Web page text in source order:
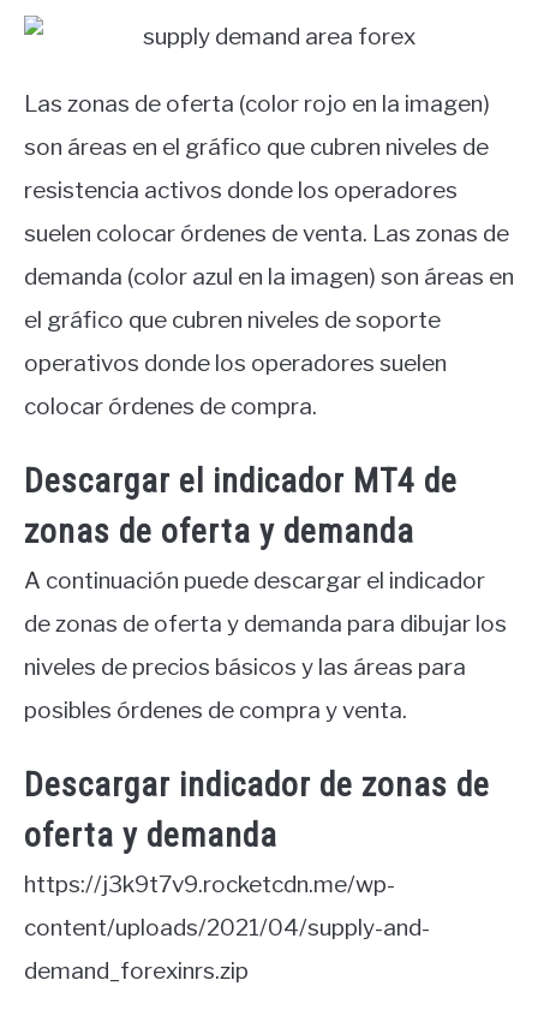
Las zonas de oferta (color rojo en la imagen)
son áreas en el gráfico que cubren niveles de
resistencia activos donde los operadores
suelen colocar órdenes de venta. Las zonas de
demanda (color azul en la imagen) son áreas en
el gráfico que cubren niveles de soporte
operativos donde los operadores suelen
colocar órdenes de compra.
Descargar el indicador MT4 de
zonas de oferta y demanda
A continuación puede descargar el indicador
de zonas de oferta y demanda para dibujar los
niveles de precios básicos y las áreas para
posibles órdenes de compra y venta.
Descargar indicador de zonas de
oferta y demanda
https://j3k9t7v9.rocketcdn.me/wp-
content/uploads/2021/04/supply-and-
demand_forexinrs.zip